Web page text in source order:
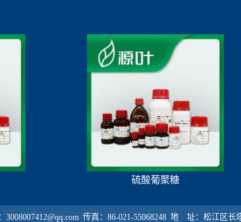
硫酸葡聚糖
传真：86-021-55068248 地 址：松江区长